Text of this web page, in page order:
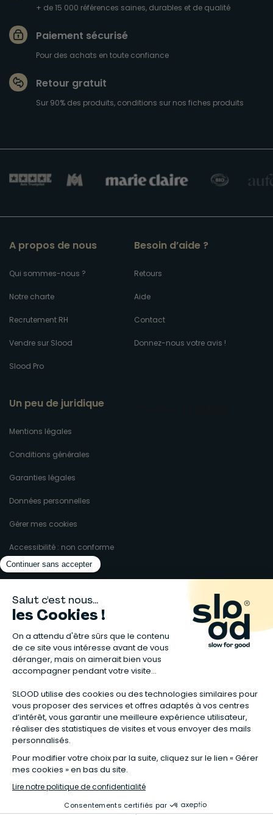
+ de 15 000 références saines, durables et de qualité
Paiement sécurisé
Pour des achats en toute confiance
Retour gratuit
Sur 90% des produits, conditions sur nos fiches produits
A propos de nous
Qui sommes-nous ?
Notre charte
Recrutement RH
Vendre sur Slood
Slood Pro
Besoin d’aide ?
Retours
Aide
Contact
Donnez-nous votre avis !
Un peu de juridique
Mentions légales
Conditions générales
Garanties légales
Données personnelles
Gérer mes cookies
Accessibilité : non conforme
Matelas naturels⋅Graines bio⋅ Lits bébés en bois⋅Déodorant bio⋅Sapin
en bois⋅Complement alimentaire naturel
Calendrier de l’Avent gourmand⋅Couche bio⋅Anti-nuisible⋅Poeles
Ventilateurs de plafond
dans la fiche produit. Tous les codes promos applicables sur Slood sont
valables hors produits reconditionnés et non cumulables entre eux.
**Valable sur les chambres complètes Sauthon taguées en Offre